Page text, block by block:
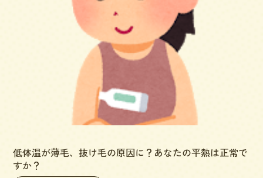
低体温が薄毛、抜け毛の原因に？あなたの平熱は正常で
すか？